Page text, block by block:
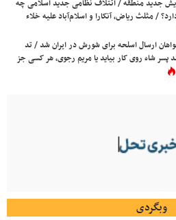
جدید منطقه / ائتلاف نظامی جدید اسلامی چه
/ مثلث ریاض، آنکارا و اسلام‌آباد علیه خلاء
ارسال اسلحه برای شورش در ایران شد / تد
پسر شاه روی کار بیاید یا مریم رجوی، هر کسی جز
وبگردی